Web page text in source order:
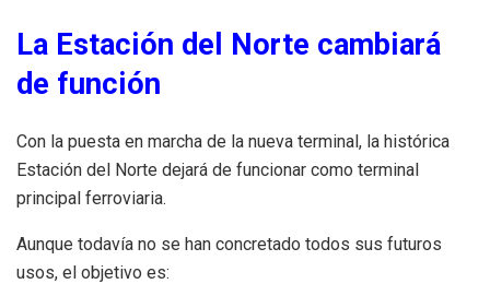
La Estación del Norte cambiará
de función
Con la puesta en marcha de la nueva terminal, la histórica
Estación del Norte dejará de funcionar como terminal
principal ferroviaria.
Aunque todavía no se han concretado todos sus futuros
usos, el objetivo es: